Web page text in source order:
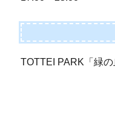
TOTTEI PARK「緑の